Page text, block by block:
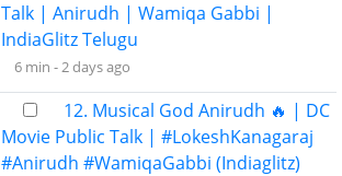
Talk | Anirudh | Wamiqa Gabbi |
IndiaGlitz Telugu
6 min -2 days ago
12. Musical God Anirudh 🔥 | DC
Movie Public Talk | #LokeshKanagaraj
#Anirudh #WamiqaGabbi (Indiaglitz)